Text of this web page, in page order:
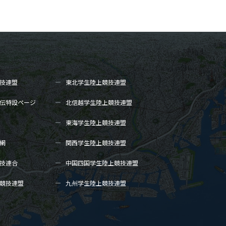
連盟 東北学生陸上競技連盟
特設ページ 北信越学生陸上競技連盟
東海学生陸上競技連盟
関西学生陸上競技連盟
連合 中国四国学生陸上競技連盟
技連盟 九州学生陸上競技連盟